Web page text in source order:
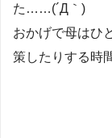
た……(´Д｀)
おかげで母はひ
策したりする時